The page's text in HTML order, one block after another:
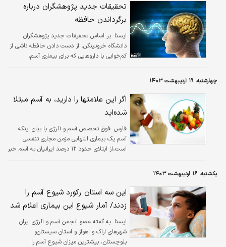
تحقیقات جدید پژوهشگران درباره
برگرداندن حافظه
ايسنا: بر اساس تحقیقات جدید پژوهشگران
دانشگاه خرونینگن، از دست دادن حافظه ناشی از
کم‌خوابی با داروهایی که برای بیماری آسم،
چهارشنبه، ۱۹ اردیبهشت ۱۴۰۳
اگر این علامتها را دارید، به آسم مبتلا
شده‌اید
فارس: فوق تخصص آسم و آلرژی با بیان اینکه
آسم یک بیماری التهابی مزمن مجاری تنفسی
است،از ابتلای حدود ۱۲ درصد ایرانیان به آسم خبر
یکشنبه، ۱۶ اردیبهشت ۱۴۰۳
این سه استان رکورد شیوع آسم را
زدند/ آمار شیوع این بیماری اعلام شد
ايسنا: به گفته عضو انجمن آسم و آلرژی ایران
شهرهای اراک و اهواز و استان سیستان‌و
بلوچستان، بیشترین میزان شیوع آسم را